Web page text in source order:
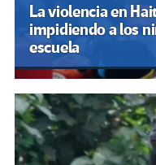
La violencia en
impidiendo a los
escuela